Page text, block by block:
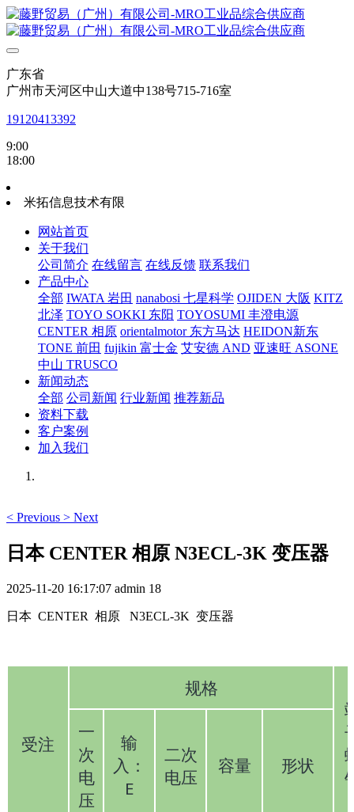
广东省
广州市天河区中山大道中138号715-716室
19120413392
9:00
18:00
米拓信息技术有限
网站首页
关于我们
公司简介 在线留言 在线反馈 联系我们
产品中心
全部 IWATA 岩田 nanabosi 七星科学 OJIDEN 大阪 KITZ
北泽 TOYO SOKKI 东阳 TOYOSUMI 丰澄电源
CENTER 相原 orientalmotor 东方马达 HEIDON新东
TONE 前田 fujikin 富士金 艾安德 AND 亚速旺 ASONE
中山 TRUSCO
新闻动态
全部 公司新闻 行业新闻 推荐新品
资料下载
客户案例
加入我们
< Previous > Next
日本 CENTER 相原 N3ECL-3K 变压器
2025-11-20 16:17:07 admin 18
日本 CENTER 相原 N3ECL-3K 变压器
受注
规格
一
次
电
压
输
入：
E
二次
电压
容量 形状